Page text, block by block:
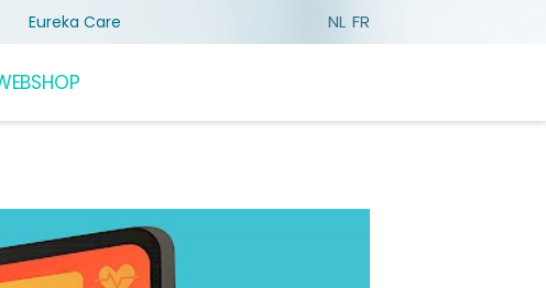
Eureka Care NL FR